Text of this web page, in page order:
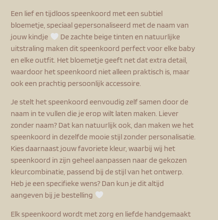
Een lief en tijdloos speenkoord met een subtiel
bloemetje, speciaal gepersonaliseerd met de naam van
jouw kindje
De zachte beige tinten en natuurlijke
uitstraling maken dit speenkoord perfect voor elke baby
en elke outfit. Het bloemetje geeft net dat extra detail,
waardoor het speenkoord niet alleen praktisch is, maar
ook een prachtig persoonlijk accessoire.
Je stelt het speenkoord eenvoudig zelf samen door de
naam in te vullen die je erop wilt laten maken. Liever
zonder naam? Dat kan natuurlijk ook, dan maken we het
speenkoord in dezelfde mooie stijl zonder personalisatie.
Kies daarnaast jouw favoriete kleur, waarbij wij het
speenkoord in zijn geheel aanpassen naar de gekozen
kleurcombinatie, passend bij de stijl van het ontwerp.
Heb je een specifieke wens? Dan kun je dit altijd
aangeven bij je bestelling
Elk speenkoord wordt met zorg en liefde handgemaakt